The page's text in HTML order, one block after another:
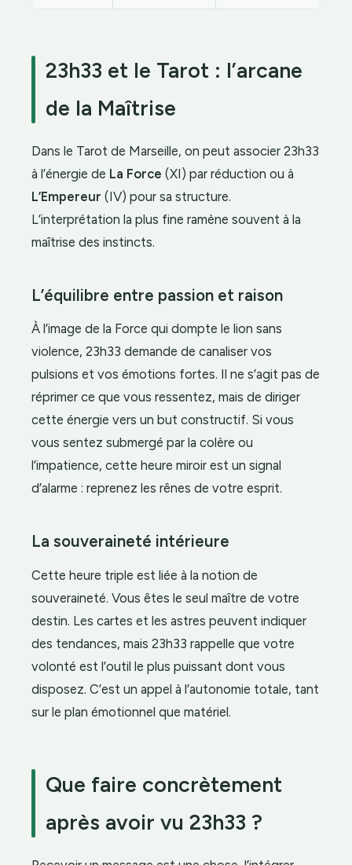
23h33 et le Tarot : l’arcane
de la Maîtrise
Dans le Tarot de Marseille, on peut associer 23h33
à l’énergie de La Force (XI) par réduction ou à
L’Empereur (IV) pour sa structure.
L’interprétation la plus fine ramène souvent à la
maîtrise des instincts.
L’équilibre entre passion et raison
À l’image de la Force qui dompte le lion sans
violence, 23h33 demande de canaliser vos
pulsions et vos émotions fortes. Il ne s’agit pas de
réprimer ce que vous ressentez, mais de diriger
cette énergie vers un but constructif. Si vous
vous sentez submergé par la colère ou
l’impatience, cette heure miroir est un signal
d’alarme : reprenez les rênes de votre esprit.
La souveraineté intérieure
Cette heure triple est liée à la notion de
souveraineté. Vous êtes le seul maître de votre
destin. Les cartes et les astres peuvent indiquer
des tendances, mais 23h33 rappelle que votre
volonté est l’outil le plus puissant dont vous
disposez. C’est un appel à l’autonomie totale, tant
sur le plan émotionnel que matériel.
Que faire concrètement
après avoir vu 23h33 ?